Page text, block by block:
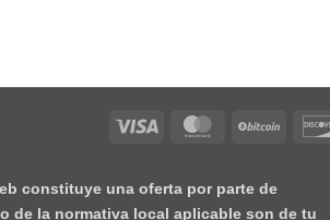
Visa MasterCardBitCoin
constituye una oferta por parte de
de la normativa local aplicable son de tu